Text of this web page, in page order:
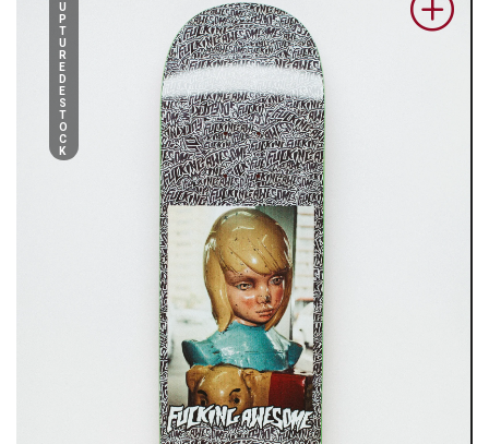
U
P
T
U
R
E
D
E
S
T
O
C
K